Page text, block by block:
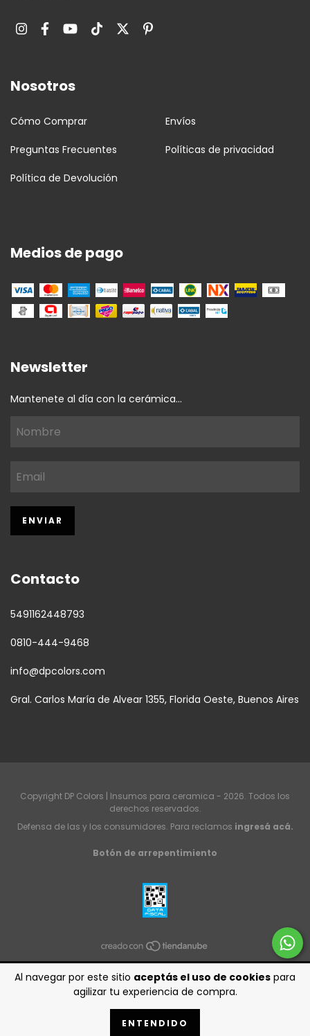
Al navegar por este sitio aceptás el uso de cookies para
agilizar tu experiencia de compra.
ENTENDIDO
Nosotros
Cómo Comprar Envíos
Preguntas Frecuentes Políticas de privacidad
Política de Devolución
Medios de pago
Newsletter
Mantenete al día con la cerámica...
Contacto
5491162448793
0810-444-9468
info@dpcolors.com
Gral. Carlos María de Alvear 1355, Florida Oeste, Buenos Aires
Copyright DP Colors | Insumos para ceramica - 2026. Todos los
derechos reservados.
Defensa de las y los consumidores. Para reclamos ingresá acá.
Botón de arrepentimiento